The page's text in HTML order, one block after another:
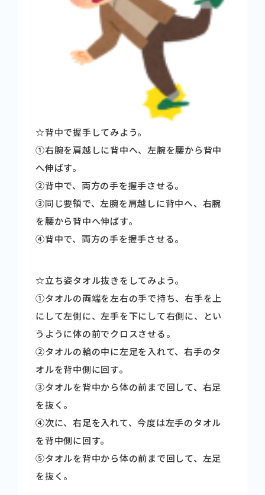
☆背中で握手してみよう。
➀右腕を肩越しに背中へ、左腕を腰から背中
へ伸ばす。
➁背中で、両方の手を握手させる。
➂同じ要領で、左腕を肩越しに背中へ、右腕
を腰から背中へ伸ばす。
➃背中で、両方の手を握手させる。
☆立ち姿タオル抜きをしてみよう。
➀タオルの両端を左右の手で持ち、右手を上
にして左側に、左手を下にして右側に、とい
うように体の前でクロスさせる。
➁タオルの輪の中に左足を入れて、右手のタ
オルを背中側に回す。
➂タオルを背中から体の前まで回して、右足
を抜く。
➃次に、右足を入れて、今度は左手のタオル
を背中側に回す。
➄タオルを背中から体の前まで回して、左足
を抜く。